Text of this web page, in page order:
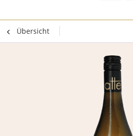
Übersicht